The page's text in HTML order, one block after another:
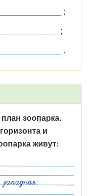
;
;
.
зоопарка.
и
живут: